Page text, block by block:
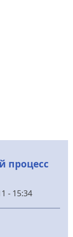
процесс
- 15:34